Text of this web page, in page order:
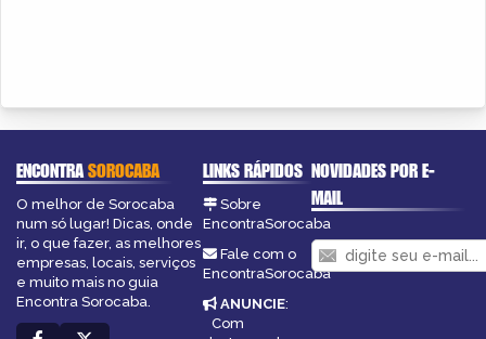
ENCONTRASOROCABA
O melhor de Sorocaba
num só lugar! Dicas, onde
ir, o que fazer, as melhores
empresas, locais, serviços
e muito mais no guia
Encontra Sorocaba.
LINKS RÁPIDOS
Sobre
EncontraSorocaba
Fale com o
EncontraSorocaba
ANUNCIE:
Com
NOVIDADES POR E-
MAIL